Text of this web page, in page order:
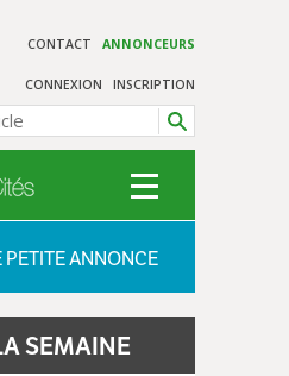
CONTACT ANNONCEURS
CONNEXION INSCRIPTION
PETITE ANNONCE
SEMAINE